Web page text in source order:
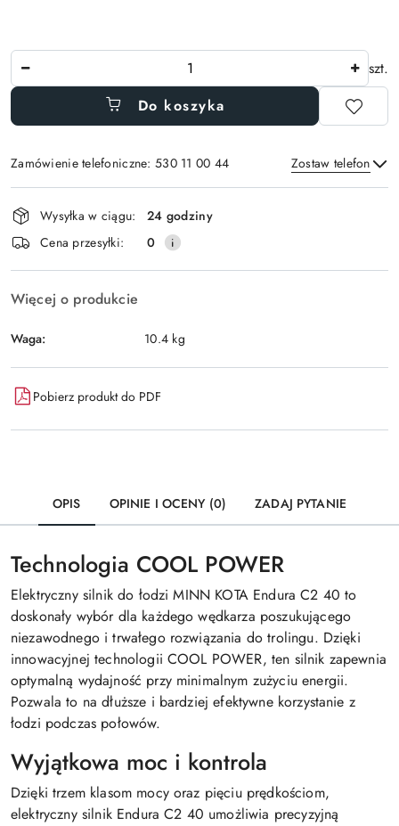
szt.
Do koszyka
Zamówienie telefoniczne: 530 11 00 44 Zostaw telefon
Wyślij
Dostępność
i
dostawa
Wysyłka w ciągu:
24 godziny
Cena przesyłki:
0
Więcej o produkcie
Waga: 10.4 kg
Pobierz produkt do PDF
OPIS OPINIE I OCENY (0) ZADAJ PYTANIE
Technologia COOL POWER
Elektryczny silnik do łodzi MINN KOTA Endura C2 40 to
doskonały wybór dla każdego wędkarza poszukującego
niezawodnego i trwałego rozwiązania do trolingu. Dzięki
innowacyjnej technologii COOL POWER, ten silnik zapewnia
optymalną wydajność przy minimalnym zużyciu energii.
Pozwala to na dłuższe i bardziej efektywne korzystanie z
łodzi podczas połowów.
Wyjątkowa moc i kontrola
Dzięki trzem klasom mocy oraz pięciu prędkościom,
elektryczny silnik Endura C2 40 umożliwia precyzyjną